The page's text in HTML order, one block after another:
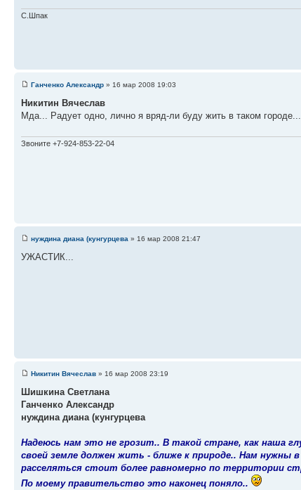
С.Шпак
Ганченко Александр » 16 мар 2008 19:03
Никитин Вячеслав
Мда... Радует одно, лично я вряд-ли буду жить в таком городе...
Звоните +7-924-853-22-04
нуждина диана (кунгурцева » 16 мар 2008 21:47
УЖАСТИК...
Никитин Вячеслав » 16 мар 2008 23:19
Шишкина Светлана
Ганченко Александр
нуждина диана (кунгурцева
Надеюсь нам это не грозит.. В такой стране, как наша
своей земле должен жить - ближе к природе.. Нам нужны
расселяться стоит более равномерно по территории
По моему правительство это наконец поняло..